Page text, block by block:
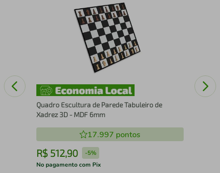
Quadro Escultura de Parede Tabuleiro de
Xadrez 3D - MDF 6mm
17.997 pontos
R$ 512,90 -5%
No pagamento com Pix